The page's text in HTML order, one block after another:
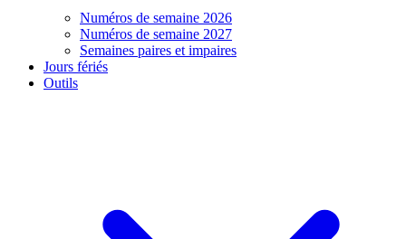
Numéros de semaine 2026
Numéros de semaine 2027
Semaines paires et impaires
Jours fériés
Outils